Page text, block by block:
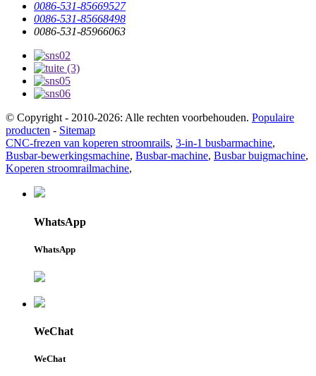
0086-531-85669527
0086-531-85668498
0086-531-85966063
© Copyright - 2010-2026: Alle rechten voorbehouden. Populaire
producten - Sitemap
CNC-frezen van koperen stroomrails, 3-in-1 busbarmachine,
Busbar-bewerkingsmachine, Busbar-machine, Busbar buigmachine,
Koperen stroomrailmachine,
WhatsApp
WhatsApp
WeChat
WeChat